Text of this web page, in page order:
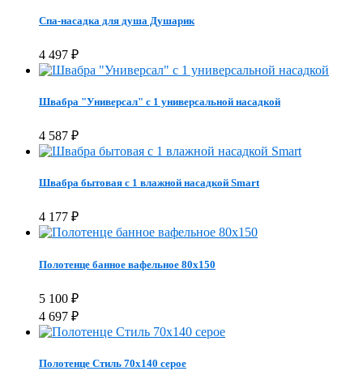
Спа-насадка для душа Душарик
4 497 ₽
Швабра "Универсал" с 1 универсальной насадкой
4 587 ₽
Швабра бытовая с 1 влажной насадкой Smart
4 177 ₽
Полотенце банное вафельное 80х150
5 100 ₽
4 697 ₽
Полотенце Стиль 70x140 серое